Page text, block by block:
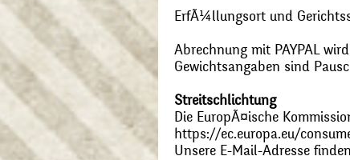
ErfÃ¼llungsort und
Abrechnung mit PAYPAL
Gewichtsangaben sind
Streitschlichtung
Die EuropÃ¤ische
https://ec.europa.eu/
Unsere E-Mail-Adresse